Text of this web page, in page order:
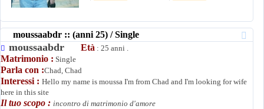
moussaabdr :: (anni 25) / Single
moussaabdr Età : 25 anni .
Matrimonio : Single
Parla con :Chad, Chad
Interessi : Hello my name is moussa I'm from Chad and I'm looking for wife
here in this site
Il tuo scopo : incontro di matrimonio d'amore